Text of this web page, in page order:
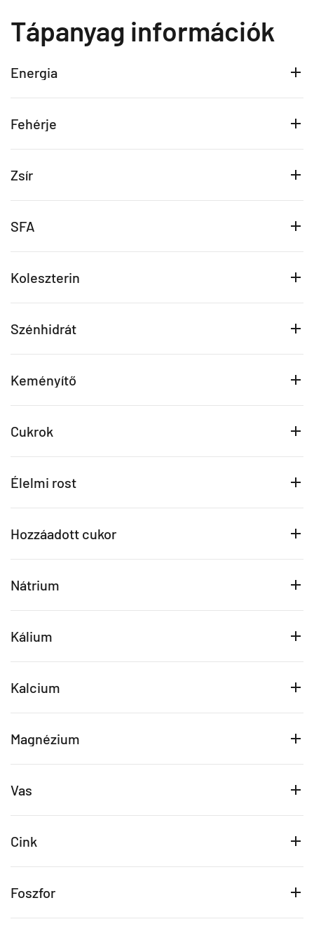
Tápanyag információk
Energia
Fehérje
Zsír
SFA
Koleszterin
Szénhidrát
Keményítő
Cukrok
Élelmi rost
Hozzáadott cukor
Nátrium
Kálium
Kalcium
Magnézium
Vas
Cink
Foszfor